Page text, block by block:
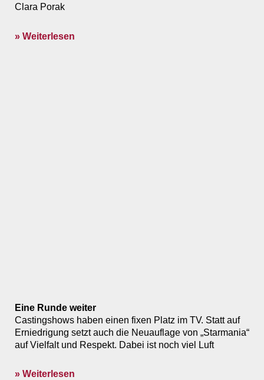
Clara Porak
» Weiterlesen
Eine Runde weiter
Castingshows haben einen fixen Platz im TV. Statt auf
Erniedrigung setzt auch die Neuauflage von „Starmania“
auf Vielfalt und Respekt. Dabei ist noch viel Luft
» Weiterlesen